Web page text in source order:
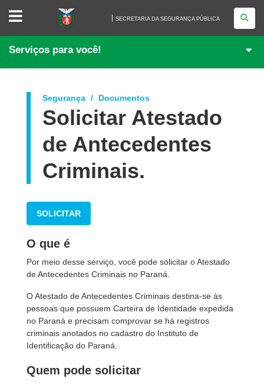
SECRETARIA
SEGURANÇA
PÚBLICA
SECRETARIA DA SEGURANÇA PÚBLICA
Serviços para você!
Segurança Documentos
Solicitar Atestado
de Antecedentes
Criminais.
SOLICITAR
O que é
Por meio desse serviço, você pode solicitar o Atestado
de Antecedentes Criminais no Paraná.
O Atestado de Antecedentes Criminais destina-se às
pessoas que possuem Carteira de Identidade expedida
no Paraná e precisam comprovar se há registros
criminais anotados no cadastro do Instituto de
Identificação do Paraná.
Quem pode solicitar